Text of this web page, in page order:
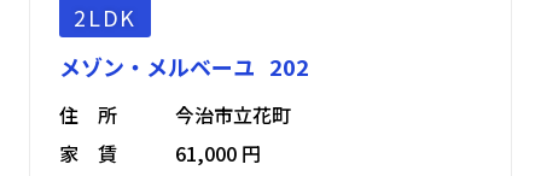
2LDK
メゾン・メルベーユ 202
住 所
今治市立花町
家 賃
61,000 円